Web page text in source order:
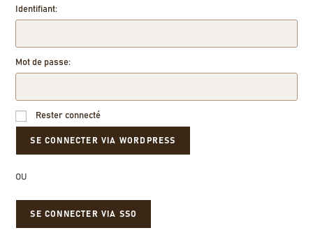
Identifiant:
Mot de passe:
Rester connecté
OU
SE CONNECTER VIA SSO